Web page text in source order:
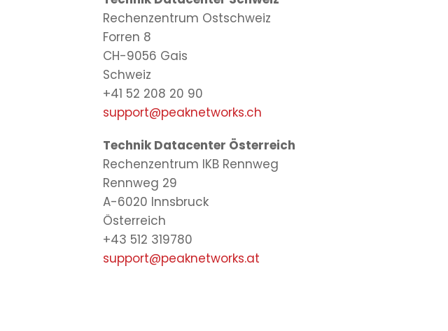
Rechenzentrum Ostschweiz
Forren 8
CH-9056 Gais
Schweiz
+41 52 208 20 90
support@peaknetworks.ch
Technik Datacenter Österreich
Rechenzentrum IKB Rennweg
Rennweg 29
A-6020 Innsbruck
Österreich
+43 512 319780
support@peaknetworks.at